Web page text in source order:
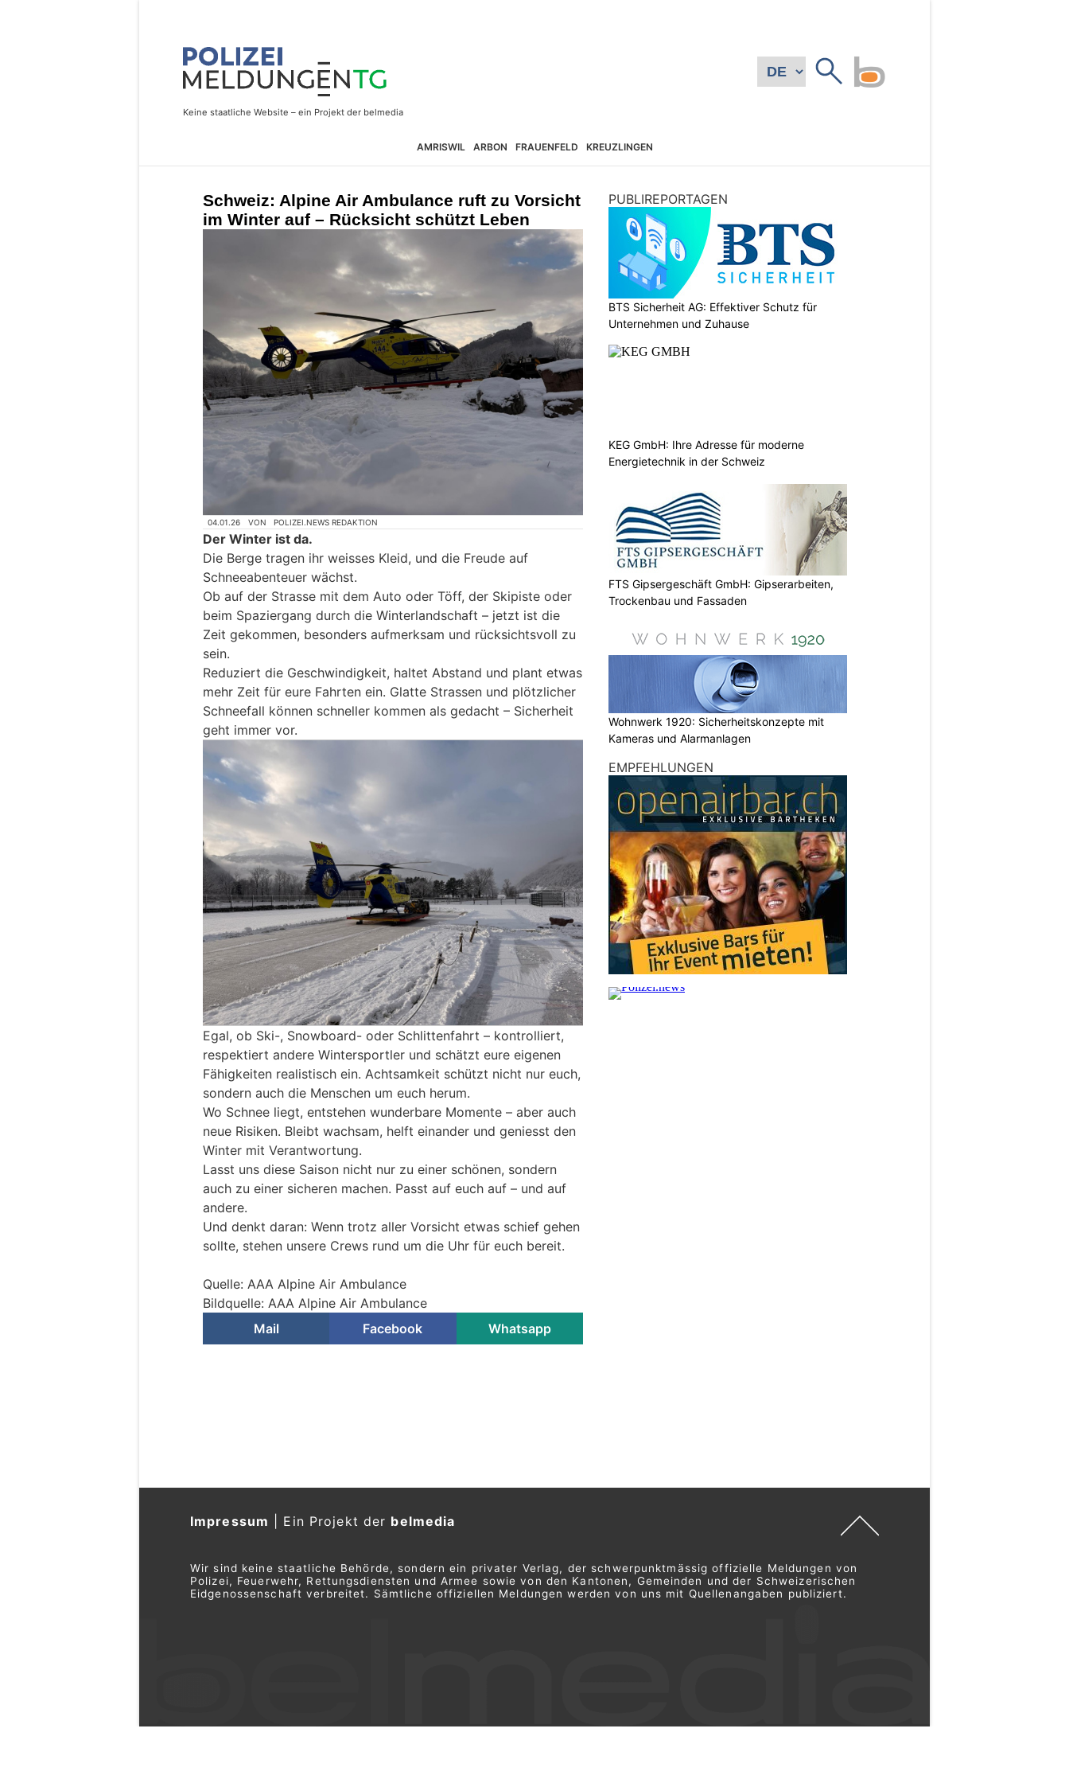
AMRISWIL ARBON FRAUENFELD KREUZLINGEN
Schweiz: Alpine Air Ambulance ruft zu Vorsicht
im Winter auf – Rücksicht schützt Leben
04.01.26 VON POLIZEI.NEWS REDAKTION
Der Winter ist da.
Die Berge tragen ihr weisses Kleid, und die Freude auf
Schneeabenteuer wächst.
Ob auf der Strasse mit dem Auto oder Töff, der Skipiste oder
beim Spaziergang durch die Winterlandschaft – jetzt ist die
Zeit gekommen, besonders aufmerksam und rücksichtsvoll zu
sein.
Reduziert die Geschwindigkeit, haltet Abstand und plant etwas
mehr Zeit für eure Fahrten ein. Glatte Strassen und plötzlicher
Schneefall können schneller kommen als gedacht – Sicherheit
geht immer vor.
Egal, ob Ski-, Snowboard- oder Schlittenfahrt – kontrolliert,
respektiert andere Wintersportler und schätzt eure eigenen
Fähigkeiten realistisch ein. Achtsamkeit schützt nicht nur euch,
sondern auch die Menschen um euch herum.
Wo Schnee liegt, entstehen wunderbare Momente – aber auch
neue Risiken. Bleibt wachsam, helft einander und geniesst den
Winter mit Verantwortung.
Lasst uns diese Saison nicht nur zu einer schönen, sondern
auch zu einer sicheren machen. Passt auf euch auf – und auf
andere.
Und denkt daran: Wenn trotz aller Vorsicht etwas schief gehen
sollte, stehen unsere Crews rund um die Uhr für euch bereit.
Quelle: AAA Alpine Air Ambulance
Bildquelle: AAA Alpine Air Ambulance
Mail
Facebook Whatsapp
PUBLIREPORTAGEN
BTS Sicherheit AG: Effektiver Schutz für
Unternehmen und Zuhause
KEG GmbH: Ihre Adresse für moderne
Energietechnik in der Schweiz
FTS Gipsergeschäft GmbH: Gipserarbeiten,
Trockenbau und Fassaden
Wohnwerk 1920: Sicherheitskonzepte mit
Kameras und Alarmanlagen
EMPFEHLUNGEN
Impressum Ein Projekt der belmedia
Wir sind keine staatliche Behörde, sondern ein privater Verlag, der schwerpunktmässig offizielle Meldungen von
Polizei, Feuerwehr, Rettungsdiensten und Armee sowie von den Kantonen, Gemeinden und der Schweizerischen
Eidgenossenschaft verbreitet. Sämtliche offiziellen Meldungen werden von uns mit Quellenangaben publiziert.